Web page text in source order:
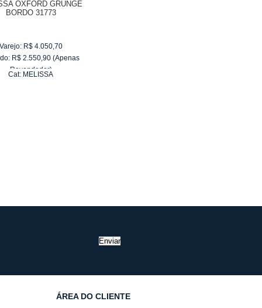
OXFORD GRUNGE
BORDO 31773
R$ 4.050,70
R$ 2.550,90 (Apenas
Revendedor)
Cat: MELISSA
Enviar
ÁREA DO CLIENTE